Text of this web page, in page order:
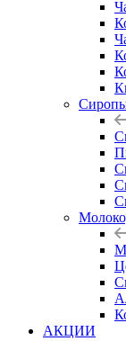
АКЦИИ